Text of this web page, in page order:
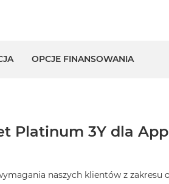
OPCJE FINANSOWANIA
Platinum 3Y dla
naszych klientów z zakresu